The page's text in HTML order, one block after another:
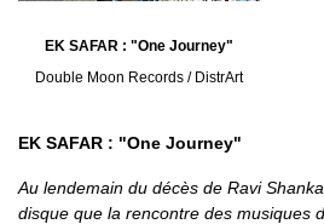
EK SAFAR : "One Journey"
Double Moon Records / DistrArt
EK SAFAR : "One Journey"
Au lendemain du décès de Ravi
disque que la rencontre des musiques